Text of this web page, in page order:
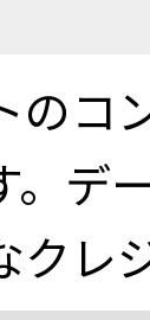
のコ
。デ
クレ